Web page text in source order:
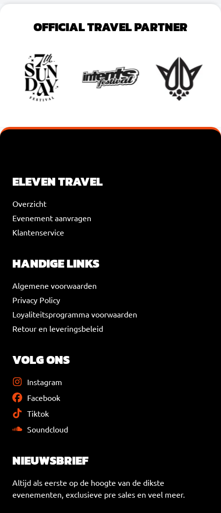
OFFICIAL TRAVEL PARTNER
ELEVEN TRAVEL
Overzicht
Evenement aanvragen
Klantenservice
HANDIGE LINKS
Algemene voorwaarden
Privacy Policy
Loyaliteitsprogramma voorwaarden
Retour en leveringsbeleid
VOLG ONS
Instagram
Facebook
Tiktok
Soundcloud
NIEUWSBRIEF
Altijd als eerste op de hoogte van de dikste
evenementen, exclusieve pre sales en veel meer.